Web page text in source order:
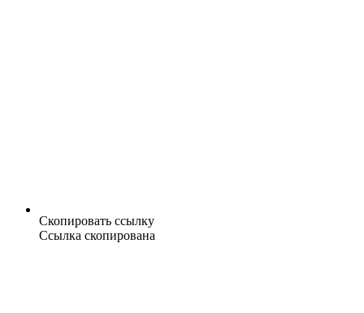
Скопировать ссылку
Ссылка скопирована